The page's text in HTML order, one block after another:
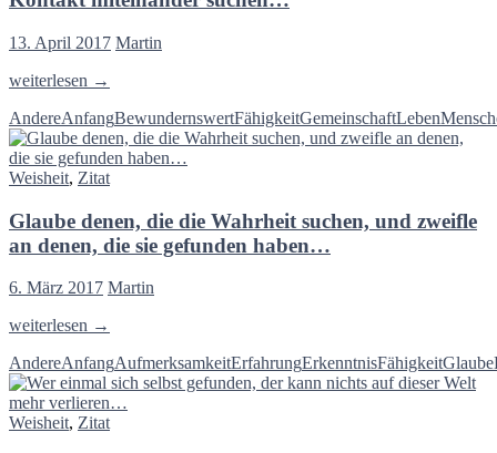
13. April 2017 Martin
Echten
erlangen
wir,
wenn
wenn
den
Kontakt
miteinander
suchen…
weiterlesen →
AndereAnfangBewundernswertFähigkeitGemeinschaftLeben
Weisheit, Zitat
Glaube denen, die die Wahrheit suchen, und zweifle
an denen, die sie gefunden haben…
6. März 2017 Martin
Glaube
die
die
Wahrheit
suchen,
weiterlesen →
AndereAnfangAufmerksamkeitErfahrungErkenntnisFähigkeitGlaube
Weisheit, Zitat